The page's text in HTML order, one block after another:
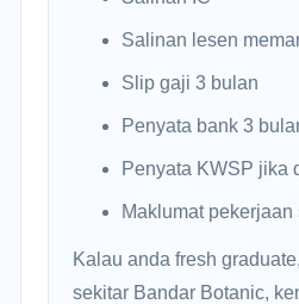
Salinan lesen
Slip gaji 3 bulan
Penyata bank 3
Penyata KWSP jika
Maklumat pekerjaan
Kalau anda fresh
sekitar Bandar Botanic,